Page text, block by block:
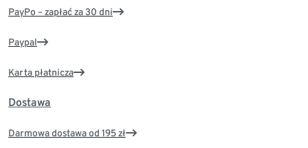
PayPo – zapłać za 30 dni
Paypal
Karta płatnicza
Dostawa
Darmowa dostawa od 195 zł